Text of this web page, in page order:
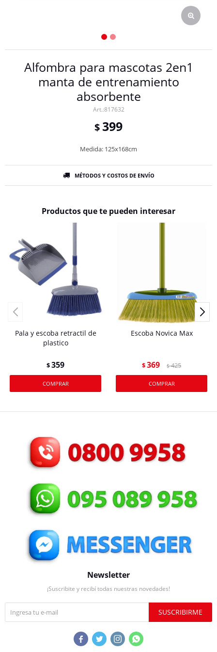
Alfombra para mascotas 2en1
manta de entrenamiento
absorbente
817632
$ 399
Medida: 125x168cm
MÉTODOS Y COSTOS DE ENVÍO
Productos que te pueden interesar
Pala y escoba retractil de
plastico
$359
Escoba Novica Max
$369 $ 425
Newsletter
¡Suscribite y recibí todas nuestras novedades!
SUSCRIBIRME
   